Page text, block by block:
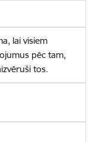
lai visiem
pēc tam,
tos.